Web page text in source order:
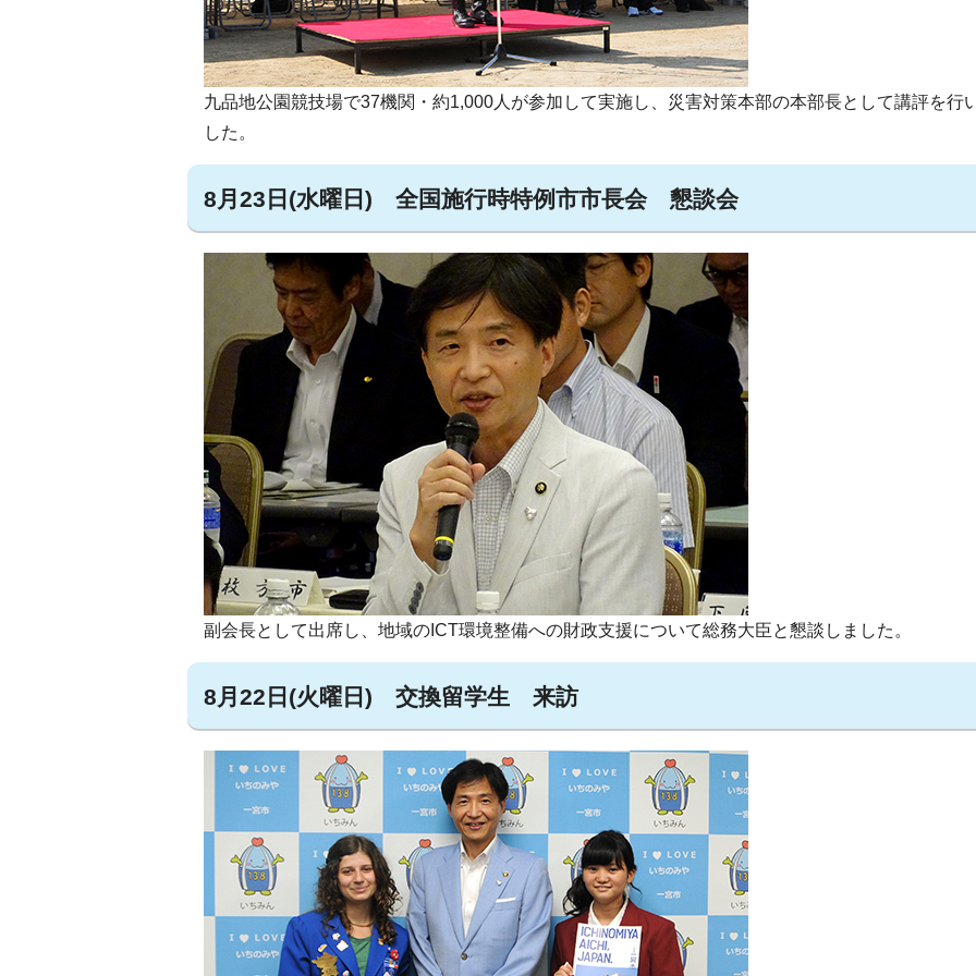
九品地公園競技場で37機関・約1,000人が参加して実施し、災害対策本部の本部長として講評を行
した。
8月23日(水曜日) 全国施行時特例市市長会 懇談会
副会長として出席し、地域のICT環境整備への財政支援について総務大臣と懇談しました。
8月22日(火曜日) 交換留学生 来訪